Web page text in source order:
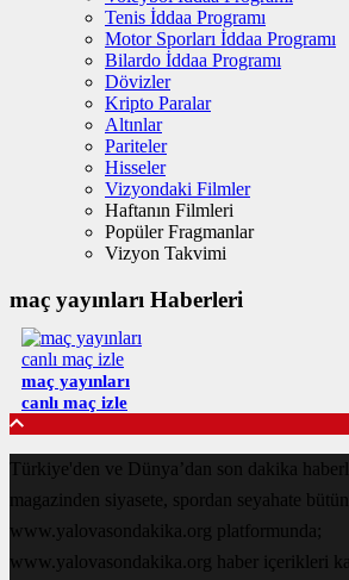
Tenis İddaa Programı
Motor Sporları İddaa Programı
Bilardo İddaa Programı
Dövizler
Kripto Paralar
Altınlar
Pariteler
Hisseler
Vizyondaki Filmler
Haftanın Filmleri
Popüler Fragmanlar
Vizyon Takvimi
maç yayınları Haberleri
maç yayınları
canlı maç izle
Türkiye'den ve Dünya’dan son dakika
magazinden siyasete, spordan seyahate
www.yalovasondakika.org platformunda;
www.yalovasondakika.org haber içerikleri